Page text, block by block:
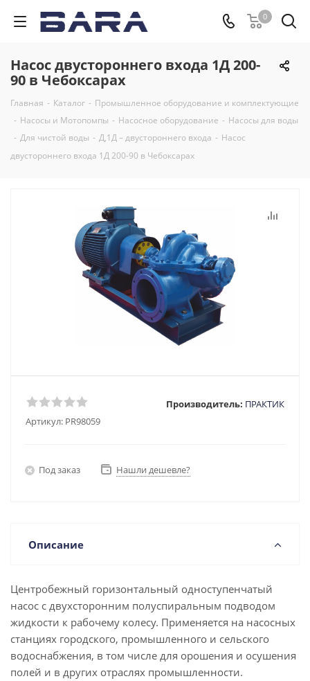
0
Насос двустороннего входа 1Д 200-
90 в Чебоксарах
Главная - Каталог - Промышленное оборудование и комплектующие
- Насосы и Мотопомпы - Насосное оборудование - Насосы для воды
- Для чистой воды - Д,1Д – двустороннего входа - Насос
двустороннего входа 1Д 200-90 в Чебоксарах
Артикул: PR98059
Производитель: ПРАКТИК
Под заказ Нашли дешевле?
Описание
Центробежный горизонтальный одноступенчатый
насос с двухсторонним полуспиральным подводом
жидкости к рабочему колесу. Применяется на насосных
станциях городского, промышленного и сельского
водоснабжения, в том числе для орошения и осушения
полей и в других отраслях промышленности.